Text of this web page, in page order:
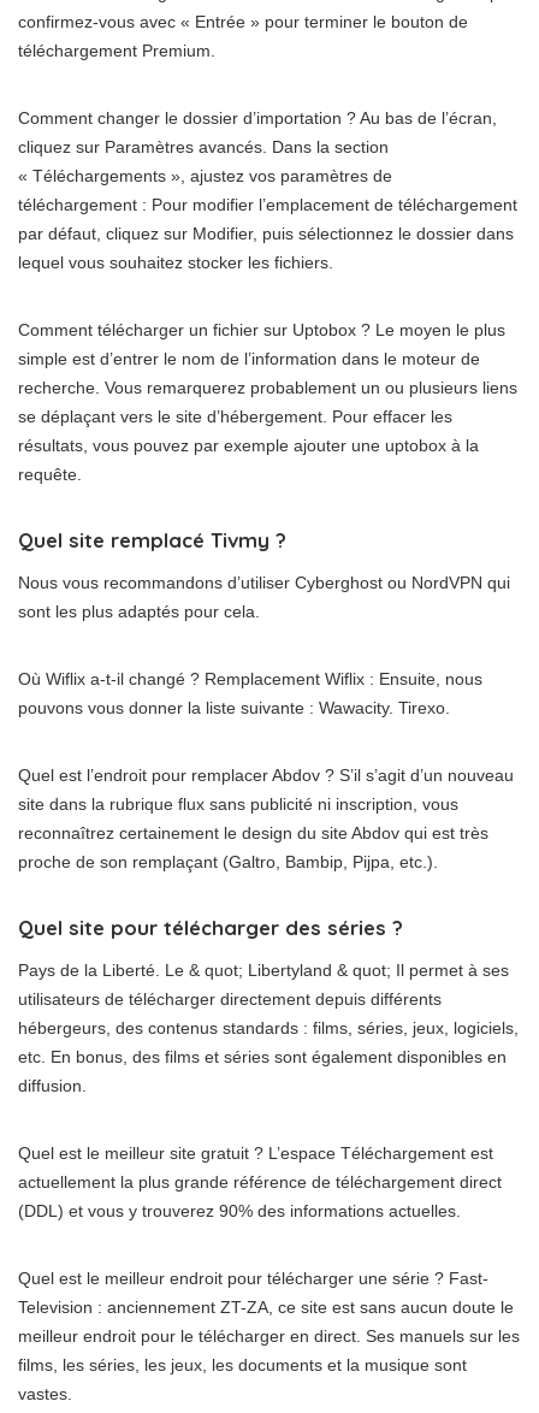
confirmez-vous avec « Entrée » pour terminer le bouton de
téléchargement Premium.
Comment changer le dossier d’importation ? Au bas de l’écran,
cliquez sur Paramètres avancés. Dans la section
« Téléchargements », ajustez vos paramètres de
téléchargement : Pour modifier l’emplacement de téléchargement
par défaut, cliquez sur Modifier, puis sélectionnez le dossier dans
lequel vous souhaitez stocker les fichiers.
Comment télécharger un fichier sur Uptobox ? Le moyen le plus
simple est d’entrer le nom de l’information dans le moteur de
recherche. Vous remarquerez probablement un ou plusieurs liens
se déplaçant vers le site d’hébergement. Pour effacer les
résultats, vous pouvez par exemple ajouter une uptobox à la
requête.
Quel site remplacé Tivmy ?
Nous vous recommandons d’utiliser Cyberghost ou NordVPN qui
sont les plus adaptés pour cela.
Où Wiflix a-t-il changé ? Remplacement Wiflix : Ensuite, nous
pouvons vous donner la liste suivante : Wawacity. Tirexo.
Quel est l’endroit pour remplacer Abdov ? S’il s’agit d’un nouveau
site dans la rubrique flux sans publicité ni inscription, vous
reconnaîtrez certainement le design du site Abdov qui est très
proche de son remplaçant (Galtro, Bambip, Pijpa, etc.).
Quel site pour télécharger des séries ?
Pays de la Liberté. Le & quot; Libertyland & quot; Il permet à ses
utilisateurs de télécharger directement depuis différents
hébergeurs, des contenus standards : films, séries, jeux, logiciels,
etc. En bonus, des films et séries sont également disponibles en
diffusion.
Quel est le meilleur site gratuit ? L’espace Téléchargement est
actuellement la plus grande référence de téléchargement direct
(DDL) et vous y trouverez 90% des informations actuelles.
Quel est le meilleur endroit pour télécharger une série ? Fast-
Television : anciennement ZT-ZA, ce site est sans aucun doute le
meilleur endroit pour le télécharger en direct. Ses manuels sur les
films, les séries, les jeux, les documents et la musique sont
vastes.